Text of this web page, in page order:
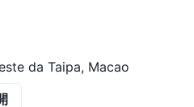
da Taipa, Macao